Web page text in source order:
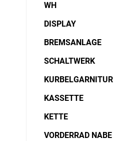
WH
DISPLAY
BREMSANLAGE
SCHALTWERK
KURBELGARNITUR
KASSETTE
KETTE
VORDERRAD NABE